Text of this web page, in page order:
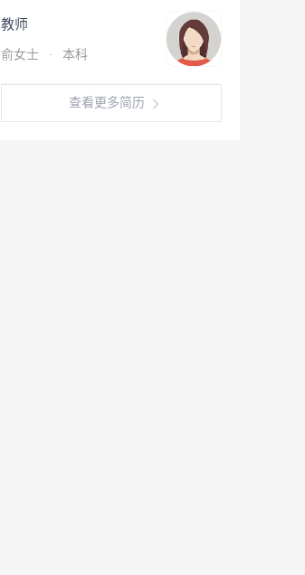
教师
俞女士 · 本科
查看更多简历